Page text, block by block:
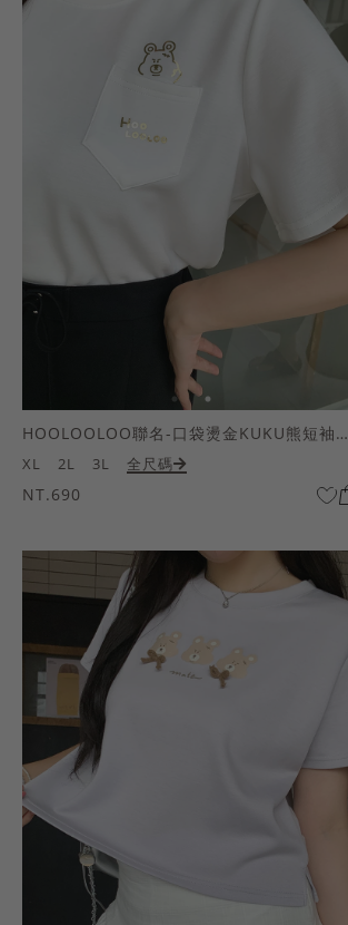
HOOLOOLOO聯名-口袋燙金KUKU熊短袖上衣
XL 2L 3L 全尺碼
NT.690